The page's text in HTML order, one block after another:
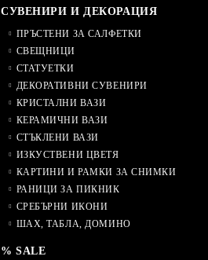
СУВЕНИРИ И ДЕКОРАЦИЯ
ПРЪСТЕНИ ЗА САЛФЕТКИ
СВЕЩНИЦИ
СТАТУЕТКИ
ДЕКОРАТИВНИ СУВЕНИРИ
КРИСТАЛНИ ВАЗИ
КЕРАМИЧНИ ВАЗИ
СТЪКЛЕНИ ВАЗИ
ИЗКУСТВЕНИ ЦВЕТЯ
КАРТИНИ И РАМКИ ЗА СНИМКИ
РАНИЦИ ЗА ПИКНИК
СРЕБЪРНИ ИКОНИ
ШАХ, ТАБЛА, ДОМИНО
% SALE